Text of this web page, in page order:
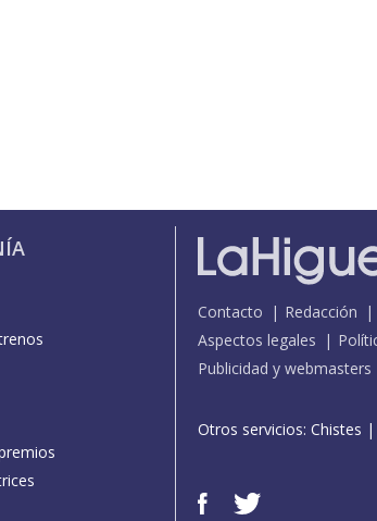
Contacto Redacción
Aspectos legales
Publicidad y webmasters
Otros servicios: Chistes |